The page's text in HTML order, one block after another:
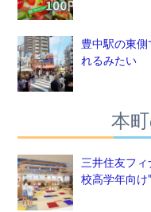
豊中駅の東
れるみたい
本
三井住友フ
校高学年向